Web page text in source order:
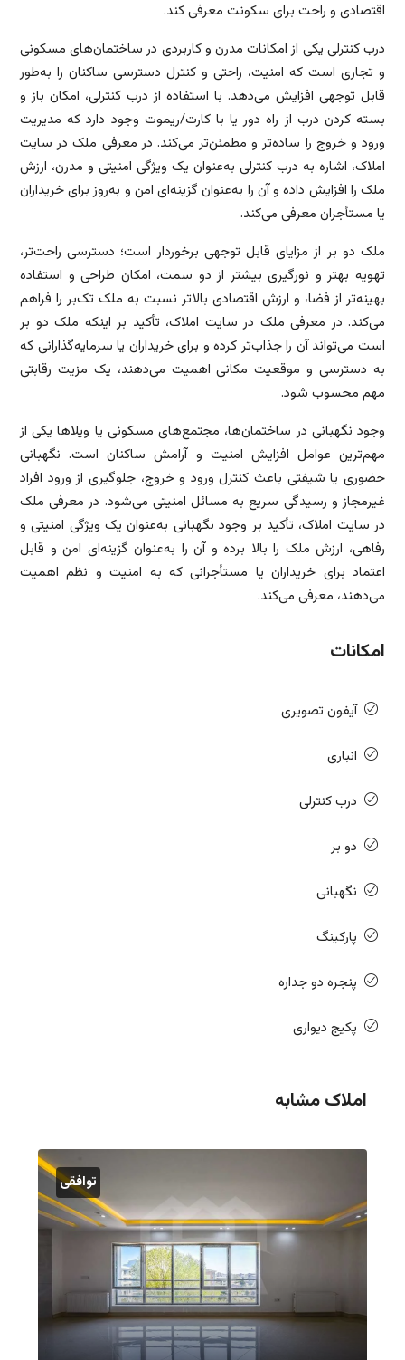
اقتصادی و راحت برای سکونت معرفی کند.
درب کنترلی یکی از امکانات مدرن و کاربردی در ساختمان‌های مسکونی
و تجاری است که امنیت، راحتی و کنترل دسترسی ساکنان را به‌طور
قابل توجهی افزایش می‌دهد. با استفاده از درب کنترلی، امکان باز و
بسته کردن درب از راه دور یا با کارت/ریموت وجود دارد که مدیریت
ورود و خروج را ساده‌تر و مطمئن‌تر می‌کند. در معرفی ملک در سایت
املاک، اشاره به درب کنترلی به‌عنوان یک ویژگی امنیتی و مدرن، ارزش
ملک را افزایش داده و آن را به‌عنوان گزینه‌ای امن و به‌روز برای خریداران
یا مستأجران معرفی می‌کند.
ملک دو بر از مزایای قابل توجهی برخوردار است؛ دسترسی راحت‌تر،
تهویه بهتر و نورگیری بیشتر از دو سمت، امکان طراحی و استفاده
بهینه‌تر از فضا، و ارزش اقتصادی بالاتر نسبت به ملک تک‌بر را فراهم
می‌کند. در معرفی ملک در سایت املاک، تأکید بر اینکه ملک دو بر
است می‌تواند آن را جذاب‌تر کرده و برای خریداران یا سرمایه‌گذارانی که
به دسترسی و موقعیت مکانی اهمیت می‌دهند، یک مزیت رقابتی
مهم محسوب شود.
وجود نگهبانی در ساختمان‌ها، مجتمع‌های مسکونی یا ویلاها یکی از
مهم‌ترین عوامل افزایش امنیت و آرامش ساکنان است. نگهبانی
حضوری یا شیفتی باعث کنترل ورود و خروج، جلوگیری از ورود افراد
غیرمجاز و رسیدگی سریع به مسائل امنیتی می‌شود. در معرفی ملک
در سایت املاک، تأکید بر وجود نگهبانی به‌عنوان یک ویژگی امنیتی و
رفاهی، ارزش ملک را بالا برده و آن را به‌عنوان گزینه‌ای امن و قابل
اعتماد برای خریداران یا مستأجرانی که به امنیت و نظم اهمیت
می‌دهند، معرفی می‌کند.
امکانات
آیفون تصویری
انباری
درب کنترلی
دو بر
نگهبانی
پارکینگ
پنجره دو جداره
پکیج دیواری
املاک مشابه
توافقی